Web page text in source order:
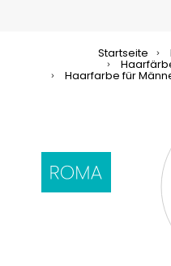
Startseite
Haarfarbe für